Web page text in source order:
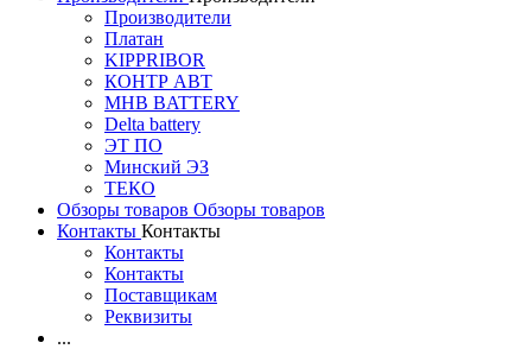
Производители
Платан
KIPPRIBOR
КОНТР АВТ
MHB BATTERY
Delta battery
ЭT ПО
Минский ЭЗ
ТЕКО
Обзоры товаров Обзоры товаров
Контакты Контакты
Контакты
Контакты
Поставщикам
Реквизиты
...